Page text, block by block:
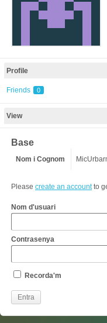
Profile
Friends 0
View
Base
Nom i Cognom
Please create an accountto
Nom d'usuari
Contrasenya
Recorda'm